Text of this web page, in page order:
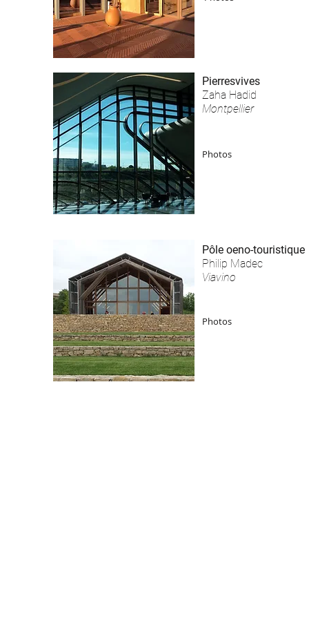
Pierresvives
Zaha Hadid
Montpellier
Photos
Pôle oeno-touristique
Philip Madec
Viavino
Photos